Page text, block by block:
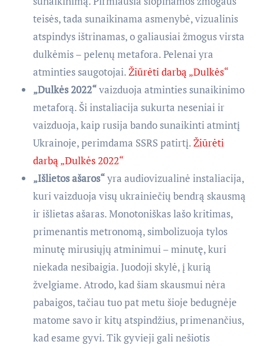
teisės, tada sunaikinama asmenybė, vizualinis
atspindys ištrinamas, o galiausiai žmogus virsta
dulkėmis – pelenų metafora. Pelenai yra
atminties saugotojai.Žiūrėti darbą „Dulkės“
„Dulkės 2022“vaizduoja atminties sunaikinimo
metaforą. Ši instaliacija sukurta neseniai ir
vaizduoja, kaip rusija bando sunaikinti atmintį
Ukrainoje, perimdama SSRS patirtį.Žiūrėti
darbą „Dulkės 2022“
„Išlietos ašaros“yra audiovizualinė instaliacija,
kuri vaizduoja visų ukrainiečių bendrą skausmą
ir išlietas ašaras. Monotoniškas lašo kritimas,
primenantis metronomą, simbolizuoja tylos
minutę mirusiųjų atminimui – minutę, kuri
niekada nesibaigia. Juodoji skylė, į kurią
žvelgiame. Atrodo, kad šiam skausmui nėra
pabaigos, tačiau tuo pat metu šioje bedugnėje
matome savo ir kitų atspindžius, primenančius,
kad esame gyvi. Tik gyvieji gali nešiotis